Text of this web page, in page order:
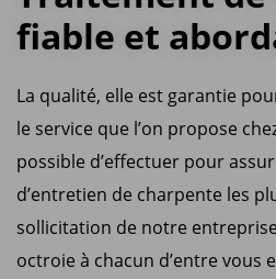
fiable et
La qualité, elle est garantie
le service que l’on propose
possible d’effectuer pour
d’entretien de charpente les
sollicitation de notre
octroie à chacun d’entre vous